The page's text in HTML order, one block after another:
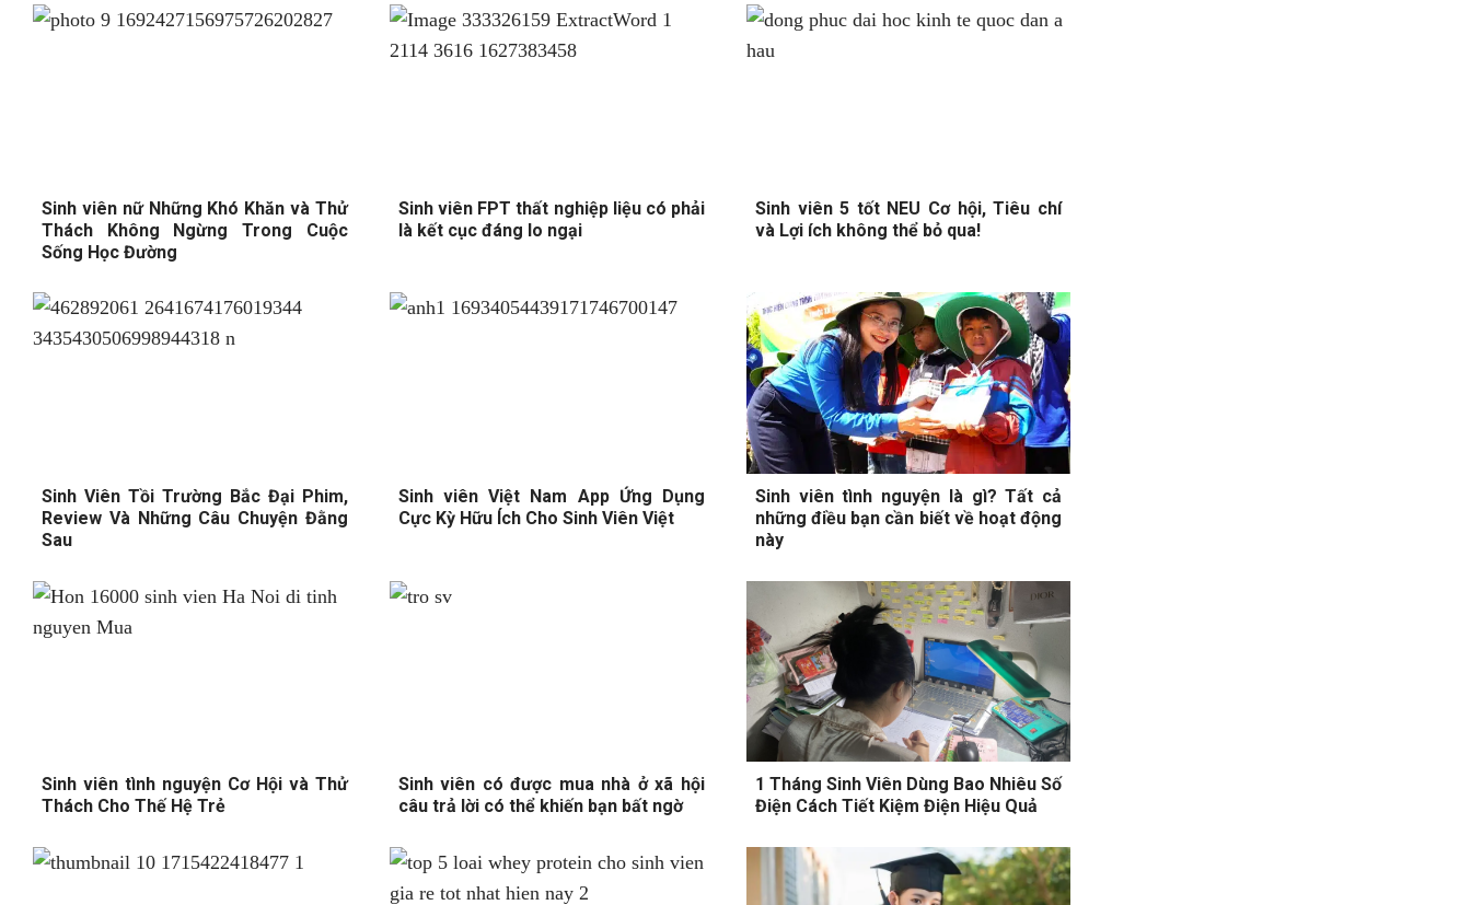
Sinh viên nữ Những Khó Khăn và Thử
Thách Không Ngừng Trong Cuộc
Sống Học Đường
Sinh viên FPT thất nghiệp liệu có phải
là kết cục đáng lo ngại
Sinh viên 5 tốt NEU Cơ hội, Tiêu chí
và Lợi ích không thể bỏ qua!
Sinh Viên Tồi Trường Bắc Đại Phim,
Review Và Những Câu Chuyện Đằng
Sau
Sinh viên Việt Nam App Ứng Dụng
Cực Kỳ Hữu Ích Cho Sinh Viên Việt
Sinh viên tình nguyện là gì? Tất cả
những điều bạn cần biết về hoạt động
này
Sinh viên tình nguyện Cơ Hội và Thử
Thách Cho Thế Hệ Trẻ
Sinh viên có được mua nhà ở xã hội
câu trả lời có thể khiến bạn bất ngờ
1 Tháng Sinh Viên Dùng Bao Nhiêu Số
Điện Cách Tiết Kiệm Điện Hiệu Quả